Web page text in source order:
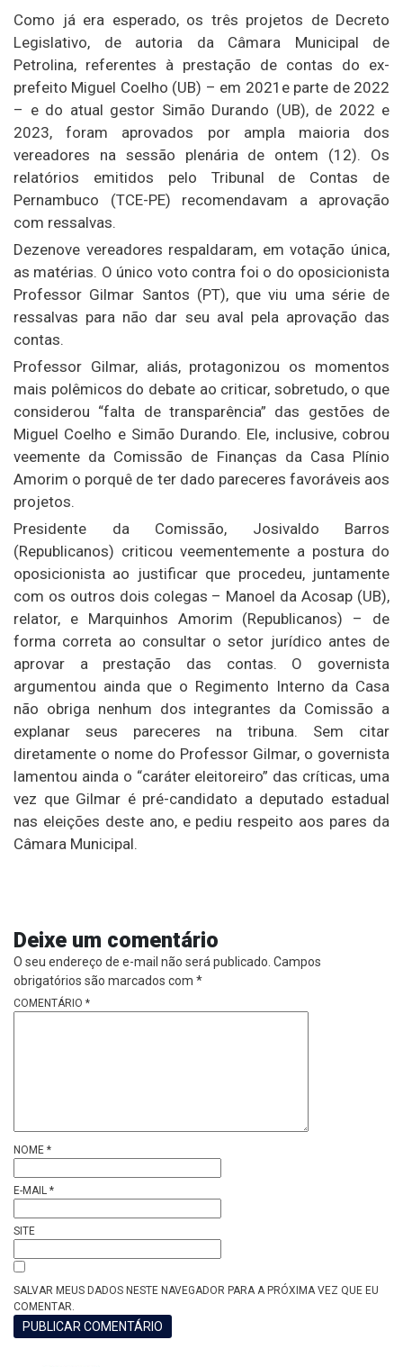
Como já era esperado, os três projetos de Decreto
Legislativo, de autoria da Câmara Municipal de
Petrolina, referentes à prestação de contas do ex-
prefeito Miguel Coelho (UB) – em 2021e parte de 2022
– e do atual gestor Simão Durando (UB), de 2022 e
2023, foram aprovados por ampla maioria dos
vereadores na sessão plenária de ontem (12). Os
relatórios emitidos pelo Tribunal de Contas de
Pernambuco (TCE-PE) recomendavam a aprovação
com ressalvas.
Dezenove vereadores respaldaram, em votação única,
as matérias. O único voto contra foi o do oposicionista
Professor Gilmar Santos (PT), que viu uma série de
ressalvas para não dar seu aval pela aprovação das
contas.
Professor Gilmar, aliás, protagonizou os momentos
mais polêmicos do debate ao criticar, sobretudo, o que
considerou “falta de transparência” das gestões de
Miguel Coelho e Simão Durando. Ele, inclusive, cobrou
veemente da Comissão de Finanças da Casa Plínio
Amorim o porquê de ter dado pareceres favoráveis aos
projetos.
Presidente da Comissão, Josivaldo Barros
(Republicanos) criticou veementemente a postura do
oposicionista ao justificar que procedeu, juntamente
com os outros dois colegas – Manoel da Acosap (UB),
relator, e Marquinhos Amorim (Republicanos) – de
forma correta ao consultar o setor jurídico antes de
aprovar a prestação das contas. O governista
argumentou ainda que o Regimento Interno da Casa
não obriga nenhum dos integrantes da Comissão a
explanar seus pareceres na tribuna. Sem citar
diretamente o nome do Professor Gilmar, o governista
lamentou ainda o “caráter eleitoreiro” das críticas, uma
vez que Gilmar é pré-candidato a deputado estadual
nas eleições deste ano, e pediu respeito aos pares da
Câmara Municipal.
Deixe um comentário
O seu endereço de e-mail não será publicado. Campos
obrigatórios são marcados com *
COMENTÁRIO *
NOME *
E-MAIL *
SITE
SALVAR MEUS DADOS NESTE NAVEGADOR PARA A PRÓXIMA VEZ QUE EU
COMENTAR.